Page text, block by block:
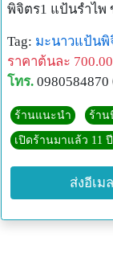
พิจิตร1 แป้นรำไพ
มะนาวปลูกลงกร
ทุกกระถางมีผลม
Tag: มะนาวแป้นพิ
ราคาต้นละ
โทร. 0980584870
ร้านแนะนำ ร้าน
เปิดร้านมาแล้ว 11
ส่งอีเมล